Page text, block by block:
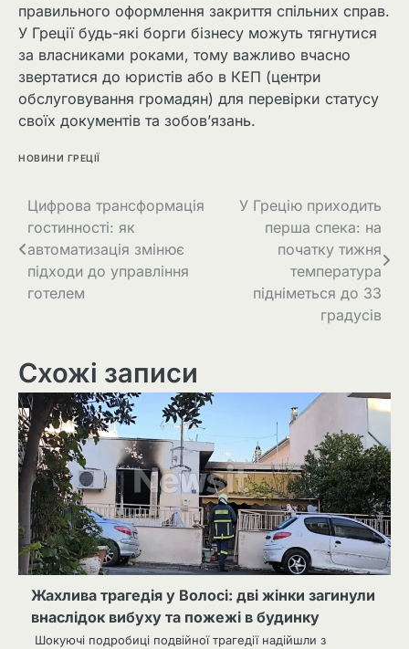
правильного оформлення закриття спільних справ.
У Греції будь-які борги бізнесу можуть тягнутися
за власниками роками, тому важливо вчасно
звертатися до юристів або в КЕП (центри
обслуговування громадян) для перевірки статусу
своїх документів та зобов’язань.
НОВИНИ ГРЕЦІЇ
Цифрова трансформація
гостинності: як
автоматизація змінює
підходи до управління
готелем
У Грецію приходить
перша спека: на
початку тижня
температура
підніметься до 33
градусів
Схожі записи
Жахлива трагедія у Волосі: дві жінки загинули
внаслідок вибуху та пожежі в будинку
Шокуючі подробиці подвійної трагедії надійшли з